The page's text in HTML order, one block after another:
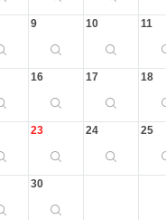
9 10 11
16 17 18
23 24 25
30